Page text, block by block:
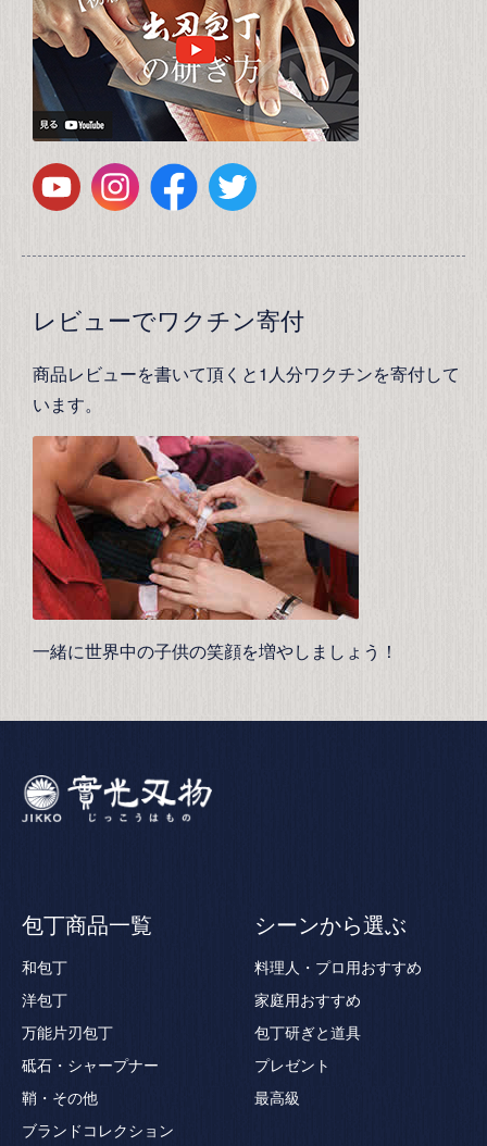
レビューでワクチン寄付
商品レビューを書いて頂くと1人分ワクチンを寄付して
います。
一緒に世界中の子供の笑顔を増やしましょう！
包丁商品一覧
和包丁
洋包丁
万能片刃包丁
砥石・シャープナー
鞘・その他
ブランドコレクション
シーンから選ぶ
料理人・プロ用おすすめ
家庭用おすすめ
包丁研ぎと道具
プレゼント
最高級